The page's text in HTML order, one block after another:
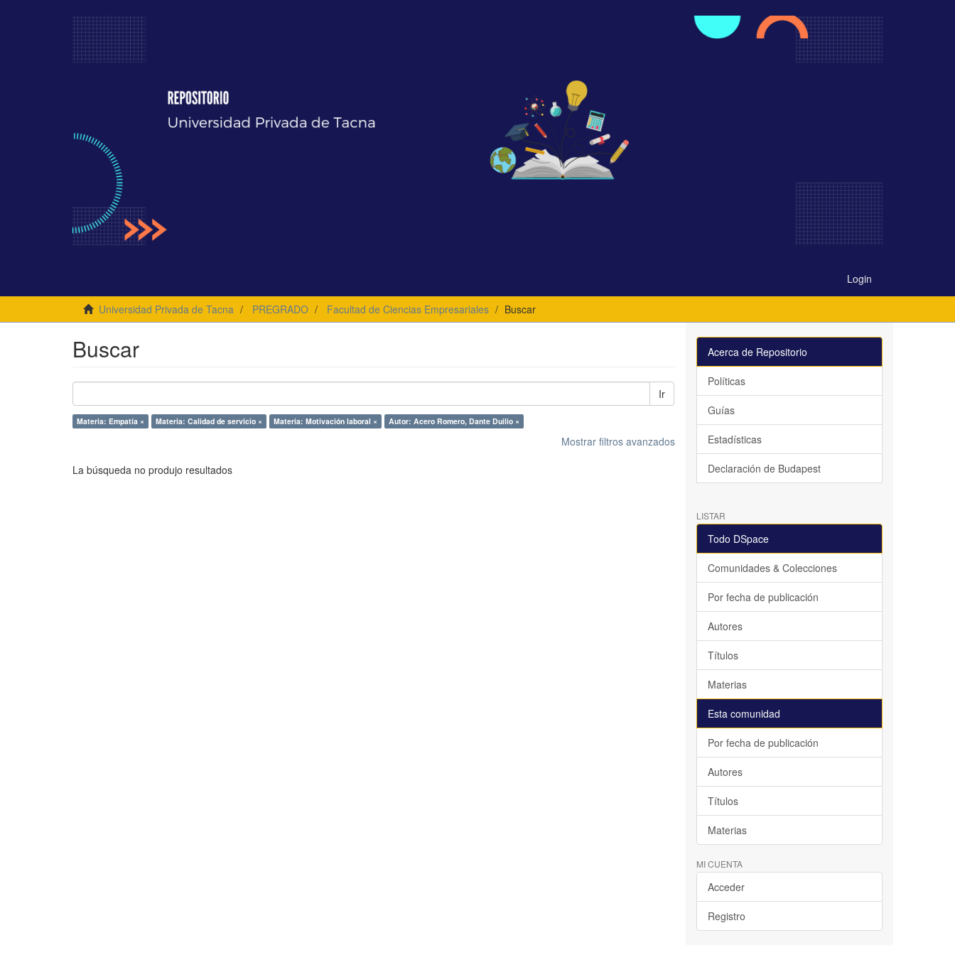
Login
Universidad Privada de Tacna PREGRADO Facultad de Ciencias Empresariales Buscar
Buscar
Ir
Materia: Empatía × Materia: Calidad de servicio × Materia: Motivación laboral × Autor: Acero Romero, Dante Duilio ×
Mostrar filtros avanzados
La búsqueda no produjo resultados
Acerca de Repositorio
Políticas
Guías
Estadísticas
Declaración de Budapest
LISTAR
Todo DSpace
Comunidades & Colecciones
Por fecha de publicación
Autores
Títulos
Materias
Esta comunidad
Por fecha de publicación
Autores
Títulos
Materias
MI CUENTA
Acceder
Registro